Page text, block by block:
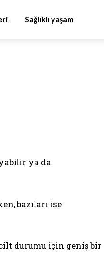
Sağlıklı yaşam
ya da
bazıları ise
durumu için geniş bir